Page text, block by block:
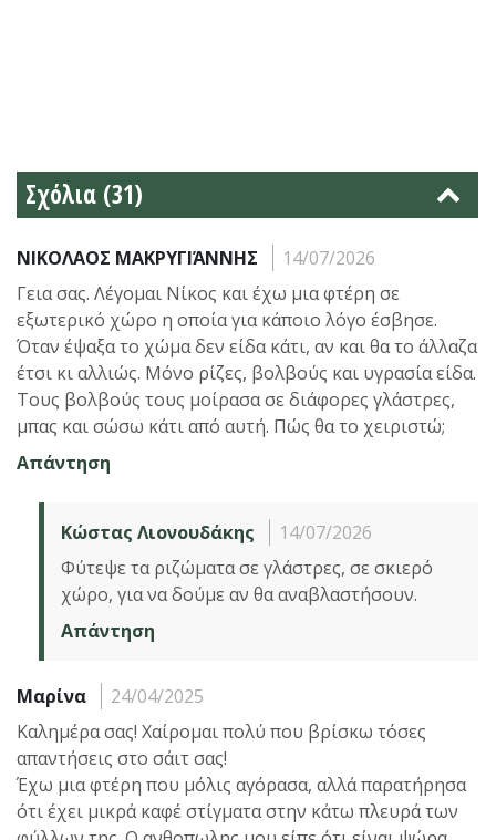
Σχόλια (31)
ΝΙΚΟΛΑΟΣ ΜΑΚΡΥΓΙΆΝΝΗΣ
14/07/2026
Γεια σας. Λέγομαι Νίκος και έχω μια φτέρη σε
εξωτερικό χώρο η οποία για κάποιο λόγο έσβησε.
Όταν έψαξα το χώμα δεν είδα κάτι, αν και θα το άλλαζα
έτσι κι αλλιώς. Μόνο ρίζες, βολβούς και υγρασία είδα.
Τους βολβούς τους μοίρασα σε διάφορες γλάστρες,
μπας και σώσω κάτι από αυτή. Πώς θα το χειριστώ;
Απάντηση
Κώστας Λιονουδάκης
14/07/2026
Φύτεψε τα ριζώματα σε γλάστρες, σε σκιερό
χώρο, για να δούμε αν θα αναβλαστήσουν.
Απάντηση
Μαρίνα
24/04/2025
Καλημέρα σας! Χαίρομαι πολύ που βρίσκω τόσες
απαντήσεις στο σάιτ σας!
Έχω μια φτέρη που μόλις αγόρασα, αλλά παρατήρησα
ότι έχει μικρά καφέ στίγματα στην κάτω πλευρά των